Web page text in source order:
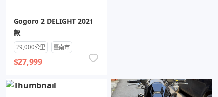
Gogoro 2 DELIGHT 2021
款
29,000公里 臺南市
$27,999